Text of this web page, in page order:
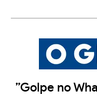
”Golpe no